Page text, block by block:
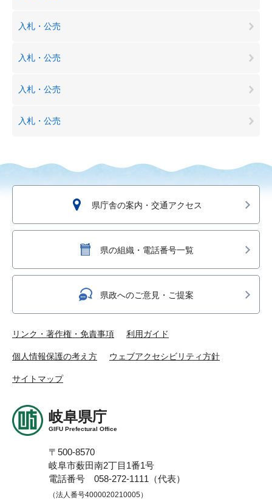
入札・公売
入札・公売
入札・公売
入札・公売
県庁舎の案内・交通アクセス
県の組織・電話番号一覧
県政へのご意見・ご提案
リンク・著作権・免責事項 利用ガイド
個人情報保護の考え方 ウェブアクセシビリティ方針
サイトマップ
岐阜県庁
GIFU Prefectural Office
〒500-8570
岐阜市薮田南2丁目1番1号
電話番号 058-272-1111（代表）
（法人番号4000020210005）